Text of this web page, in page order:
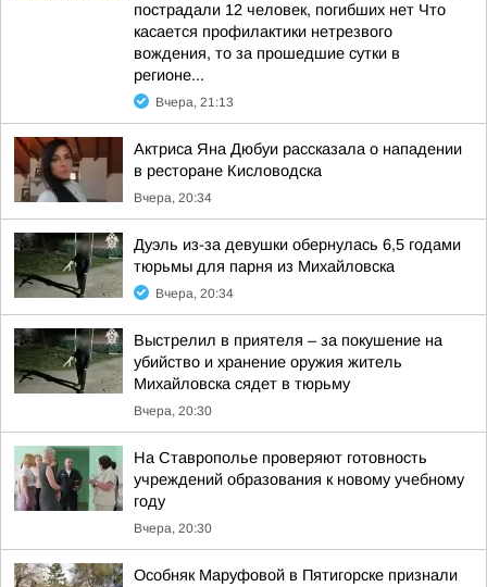
пострадали 12 человек, погибших нет Что
касается профилактики нетрезвого
вождения, то за прошедшие сутки в
регионе...
Вчера, 21:13
Актриса Яна Дюбуи рассказала о нападении
в ресторане Кисловодска
Вчера, 20:34
Дуэль из-за девушки обернулась 6,5 годами
тюрьмы для парня из Михайловска
Вчера, 20:34
Выстрелил в приятеля – за покушение на
убийство и хранение оружия житель
Михайловска сядет в тюрьму
Вчера, 20:30
На Ставрополье проверяют готовность
учреждений образования к новому учебному
году
Вчера, 20:30
Особняк Маруфовой в Пятигорске признали